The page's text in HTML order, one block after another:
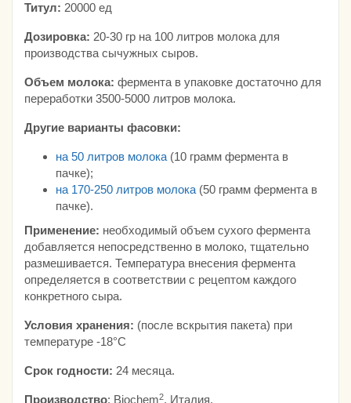
Титул: 20000 ед
Дозировка: 20-30 гр на 100 литров молока для
производства сычужных сыров.
Объем молока: фермента в упаковке достаточно для
переработки 3500-5000 литров молока.
Другие варианты фасовки:
на 50 литров молока (10 грамм фермента в
пачке);
на 170-250 литров молока (50 грамм фермента в
пачке).
Применение: необходимый объем сухого фермента
добавляется непосредственно в молоко, тщательно
размешивается. Температура внесения фермента
определяется в соответствии с рецептом каждого
конкретного сыра.
Условия хранения: (после вскрытия пакета) при
температуре -18°С
Срок годности: 24 месяца.
Производство: Biochem2, Италия.